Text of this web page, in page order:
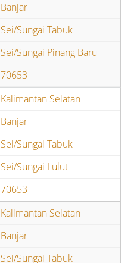
Banjar
Sei/Sungai Tabuk
Sei/Sungai Pinang Baru
70653
Kalimantan Selatan
Banjar
Sei/Sungai Tabuk
Sei/Sungai Lulut
70653
Kalimantan Selatan
Banjar
Sei/Sungai Tabuk